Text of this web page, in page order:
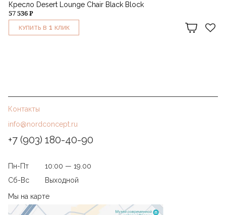
Кресло Desert Lounge Chair Black Block
57 536 ₽
КУПИТЬ В 1 КЛИК
Контакты
info@nordconcept.ru
+7 (903) 180-40-90
Пн-Пт
10:00 — 19.00
Сб-Вс
Выходной
Мы на карте